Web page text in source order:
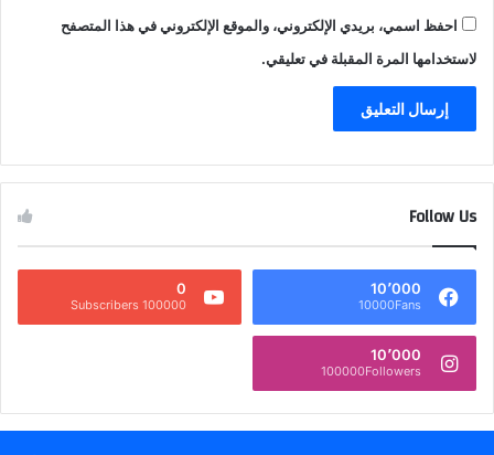
احفظ اسمي، بريدي الإلكتروني، والموقع الإلكتروني في هذا المتصفح
لاستخدامها المرة المقبلة في تعليقي.
Follow Us
10٬000
10000Fans
0
100000 Subscribers
10٬000
100000Followers